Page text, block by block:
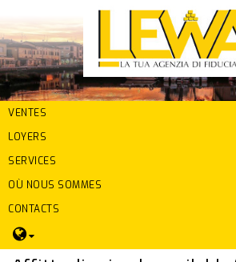
VENTES
LOYERS
SERVICES
OÙ NOUS SOMMES
CONTACTS